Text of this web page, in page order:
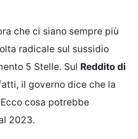
che ci siano sempre più
radicale sul sussidio
5 Stelle. Sul Reddito di
il governo dice che la
cosa potrebbe
2023.